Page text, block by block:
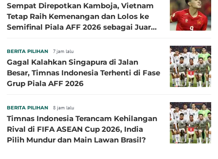
Sempat Direpotkan Kamboja, Vietnam
Tetap Raih Kemenangan dan Lolos ke
Semifinal Piala AFF 2026 sebagai Juara
BERITA PILIHAN 7 jam lalu
Gagal Kalahkan Singapura di Jalan
Besar, Timnas Indonesia Terhenti di Fase
Grup Piala AFF 2026
BERITA PILIHAN 8 jam lalu
Timnas Indonesia Terancam Kehilangan
Rival di FIFA ASEAN Cup 2026, India
Pilih Mundur dan Main Lawan Brasil?